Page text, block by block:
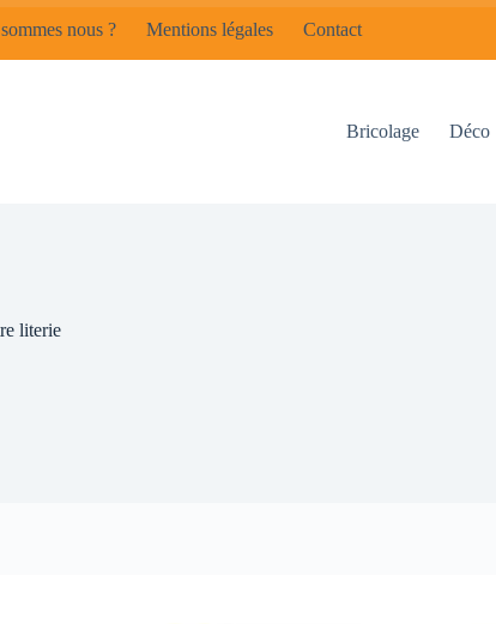
nous ? Mentions légales Contact
Bricolage Déco
literie